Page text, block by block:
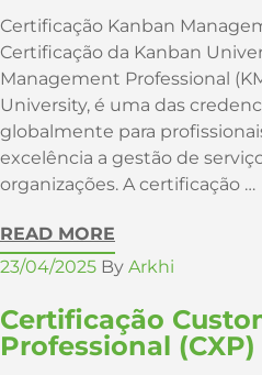
Certificação Kanban
Certificação da Kanban
Management Professional
University, é uma das
globalmente para
excelência a gestão de
organizações. A certificação …
READ MORE
23/04/2025 By Arkhi
Certificação
Professional (CXP)